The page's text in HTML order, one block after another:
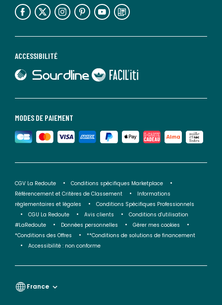
MODES DE PAIEMENT
ACCESSIBILITÉ
lien vers Faciliti
lien vers l'espace réseaux sociaux lien vers l'espace réseaux sociaux lien vers l'espace réseaux sociaux lien vers l'espace réseaux sociaux lien vers l'espace réseaux sociaux lien vers le blog la redoute
CGV La Redoute
Conditions spécifiques Marketplace
Référencement et Critères de Classement
Informations
réglementaires et légales
Conditions Spécifiques Professionnels
CGU La Redoute
Avis clients
Conditions d'utilisation
#LaRedoute
Données personnelles
Gérer mes cookies
*Conditions des Offres
**Conditions de solutions de financement
Accessibilité : non conforme
France